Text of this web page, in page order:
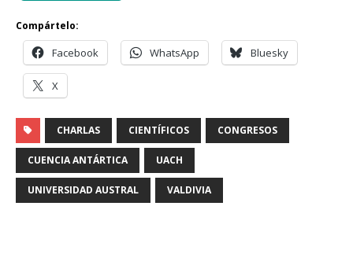
Compártelo:
Facebook WhatsApp Bluesky
X
CHARLAS CIENTÍFICOS CONGRESOS
CUENCIA ANTÁRTICA UACH
UNIVERSIDAD AUSTRAL VALDIVIA